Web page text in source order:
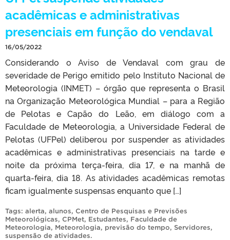
acadêmicas e administrativas
presenciais em função do vendaval
16/05/2022
Considerando o Aviso de Vendaval com grau de
severidade de Perigo emitido pelo Instituto Nacional de
Meteorologia (INMET) – órgão que representa o Brasil
na Organização Meteorológica Mundial – para a Região
de Pelotas e Capão do Leão, em diálogo com a
Faculdade de Meteorologia, a Universidade Federal de
Pelotas (UFPel) deliberou por suspender as atividades
acadêmicas e administrativas presenciais na tarde e
noite da próxima terça-feira, dia 17, e na manhã de
quarta-feira, dia 18. As atividades acadêmicas remotas
ficam igualmente suspensas enquanto que […]
Tags: alerta, alunos, Centro de Pesquisas e Previsões
Meteorológicas, CPMet, Estudantes, Faculdade de
Meteorologia, Meteorologia, previsão do tempo, Servidores,
suspensão de atividades.